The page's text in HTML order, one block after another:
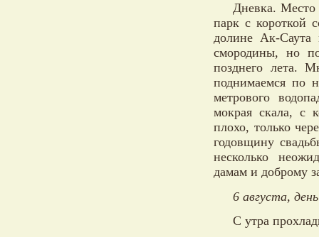
Дневка. Место
парк с короткой
долине Ак-Саута
смородины, но
позднего лета.
поднимаемся по
метрового
мокрая скала, с
плохо, только
годовщину
несколько
дамам и доброму
6 августа,
С утра